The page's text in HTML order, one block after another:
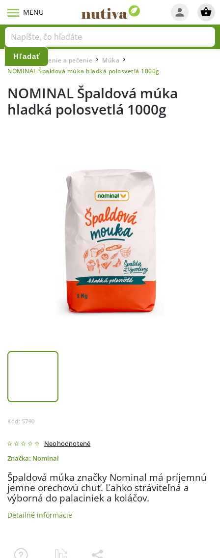
Hľadať
Domov / Varenie a pečenie / Múka /
NOMINAL Špaldová múka hladká polosvetlá 1000g
NOMINAL Špaldová múka
hladká polosvetlá 1000g
Kód: 5790
Neohodnotené
Značka: Nominal
Špaldová múka značky Nominal má príjemnú
jemne orechovú chuť. Ľahko stráviteľná a
výborná do palaciniek a koláčov.
Detailné informácie